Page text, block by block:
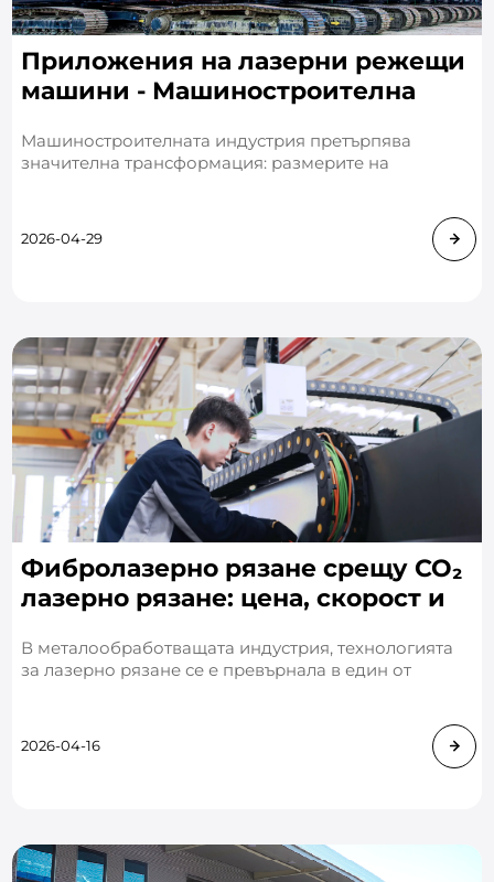
Приложения на лазерни режещи
машини - Машиностроителна
Машиностроителната индустрия претърпява
значителна трансформация: размерите на
2026-04-29
Фибролазерно рязане срещу CO₂
лазерно рязане: цена, скорост и
В металообработващата индустрия, технологията
за лазерно рязане се е превърнала в един от
срещани решения. И
2026-04-16